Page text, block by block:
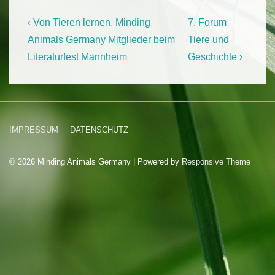
Beitragsnavigation
Previous
Post
is
‹ Von Tieren lernen. Minding
Animals Germany Mitglieder beim
Literaturfest Mannheim
Next
Post
is
7. Forum
Tiere und
Geschichte ›
Footer-
IMPRESSUM DATENSCHUTZ
© 2026 Minding Animals Germany | Powered by Responsive Theme